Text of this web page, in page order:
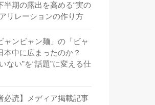
半期の露出を高める“実の
リレーションの作り方
ャンビャン麺」の「ビャ
本中に広まったのか？
ない”を“話題”に変える仕
必読】メディア掲載記事